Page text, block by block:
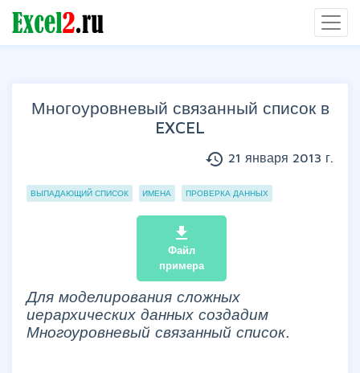
Многоуровневый связанный список в
EXCEL
history 21 января 2013 г.
Группы статей
ВЫПАДАЮЩИЙ СПИСОК ИМЕНА ПРОВЕРКА ДАННЫХ
file_download
Файл
примера
Для моделирования сложных
иерархических данных создадим
Многоуровневый связанный список.